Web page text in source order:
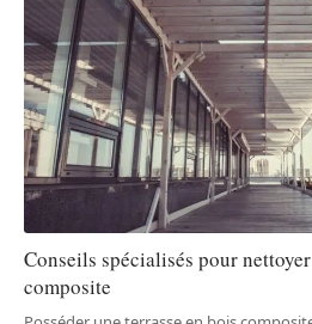
Conseils spécialisés pour
composite